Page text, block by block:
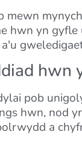
mewn
hwn yn
hwn
pob
hwn, nod
a